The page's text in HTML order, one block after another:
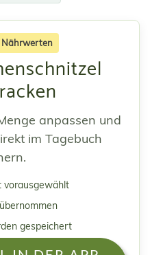
Nährwerten
anpassen und
im Tagebuch
vorausgewählt
gespeichert